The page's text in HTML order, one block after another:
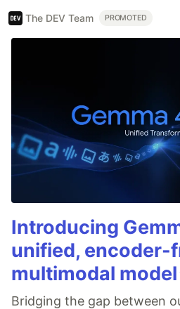
The DEV Team PROMOTED
Introducing
unified, encoder-
multimodal model
Bridging the gap between